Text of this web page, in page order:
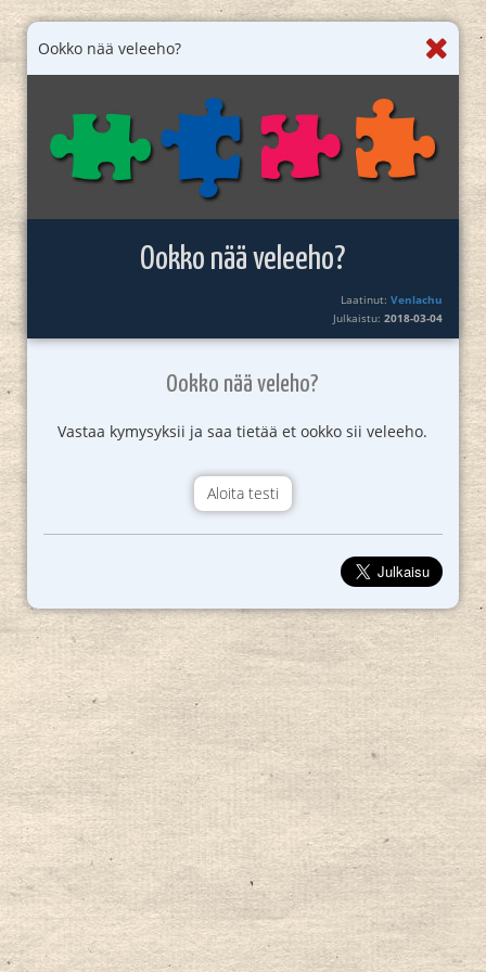
Ookko nää veleeho?
Ookko nää veleeho?
Laatinut:Venlachu
Julkaistu:2018-03-04
Ookko nää veleho?
Vastaa kymysyksii ja saa tietää et ookko sii veleeho.
Aloita testi